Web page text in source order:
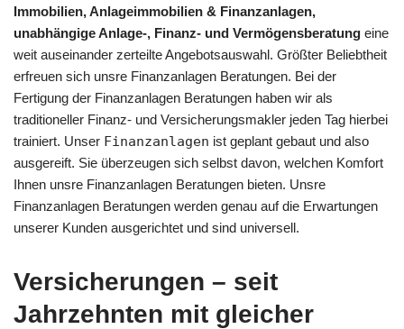
Immobilien, Anlageimmobilien & Finanzanlagen,
unabhängige Anlage-, Finanz- und Vermögensberatung eine
weit auseinander zerteilte Angebotsauswahl. Größter Beliebtheit
erfreuen sich unsre Finanzanlagen Beratungen. Bei der
Fertigung der Finanzanlagen Beratungen haben wir als
traditioneller Finanz- und Versicherungsmakler jeden Tag hierbei
trainiert. Unser Finanzanlagen ist geplant gebaut und also
ausgereift. Sie überzeugen sich selbst davon, welchen Komfort
Ihnen unsre Finanzanlagen Beratungen bieten. Unsre
Finanzanlagen Beratungen werden genau auf die Erwartungen
unserer Kunden ausgerichtet und sind universell.
Versicherungen – seit
Jahrzehnten mit gleicher